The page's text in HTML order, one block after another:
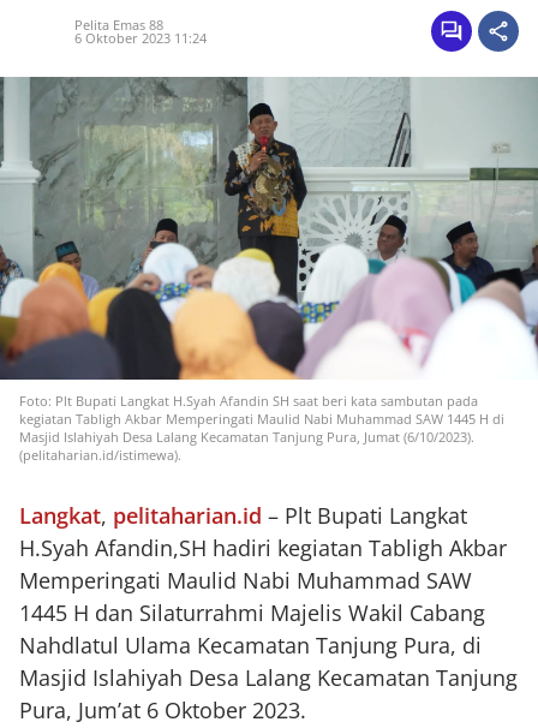
Pelita Emas 88
6 Oktober 2023 11:24
Foto: Plt Bupati Langkat H.Syah Afandin SH saat beri kata sambutan pada
kegiatan Tabligh Akbar Memperingati Maulid Nabi Muhammad SAW 1445 H di
Masjid Islahiyah Desa Lalang Kecamatan Tanjung Pura, Jumat (6/10/2023).
(pelitaharian.id/istimewa).
Langkat, pelitaharian.id – Plt Bupati Langkat
H.Syah Afandin,SH hadiri kegiatan Tabligh Akbar
Memperingati Maulid Nabi Muhammad SAW
1445 H dan Silaturrahmi Majelis Wakil Cabang
Nahdlatul Ulama Kecamatan Tanjung Pura, di
Masjid Islahiyah Desa Lalang Kecamatan Tanjung
Pura, Jum’at 6 Oktober 2023.